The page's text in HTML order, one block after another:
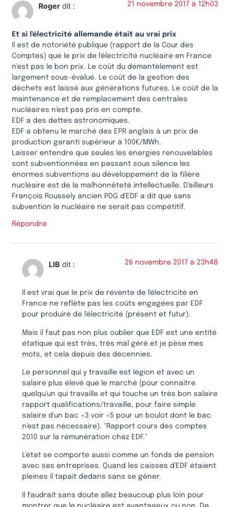
Roger dit : 21 novembre 2017 à 12h03
Et si l'électricité allemande était au vrai prix
Il est de notoriété publique (rapport de la Cour des
Comptes) que le prix de l'électricité nucléaire en France
n'est pas le bon prix. Le coût du démantèlement est
largement sous-évalué. Le coût de la gestion des
déchets est laissé aux générations futures. Le coût de la
maintenance et de remplacement des centrales
nucléaires n'est pas pris en compte.
EDF a des dettes astronomiques.
EDF a obtenu le marché des EPR anglais à un prix de
production garanti supérieur à 100€/MWh.
Laisser entendre que seules les énergies renouvelables
sont subventionnées en passant sous silence les
énormes subventions au développement de la filière
nucléaire est de la malhonnêteté intellectuelle. D'ailleurs
François Roussely ancien PDG d'EDF a dit que sans
subvention le nucléaire ne serait pas compétitif.
Répondre
LIB dit : 26 novembre 2017 à 23h48
Il est vrai que le prix de revente de l'électricité en
France ne reflète pas les coûts engagées par EDF
pour produire de l'électricité (présent et futur).
Mais il faut pas non plus oublier que EDF est une entité
étatique qui est très, très mal géré et je pèse mes
mots, et cela depuis des décennies.
Le personnel qui y travaille est légion et avec un
salaire plus élevé que le marché (pour connaitre
quelqu'un qui travaille et qui touche un très bon salaire
rapport qualifications/travaille, pour faire simple
salaire d'un bac +3 voir +5 pour un boulot dont le bac
n'est pas nécessaire). "Rapport cours des comptes
2010 sur la rémunération chez EDF."
L'état se comporte aussi comme un fonds de pension
avec ses entreprises. Quand les caisses d'EDF étaient
pleines il tapait dedans sans se gêner.
Il faudrait sans doute allez beaucoup plus loin pour